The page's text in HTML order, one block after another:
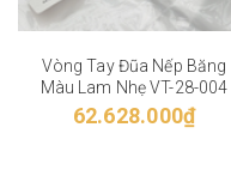
Vòng Tay Đũa Nếp Băng
Màu Lam Nhẹ VT-28-004
62.628.000₫